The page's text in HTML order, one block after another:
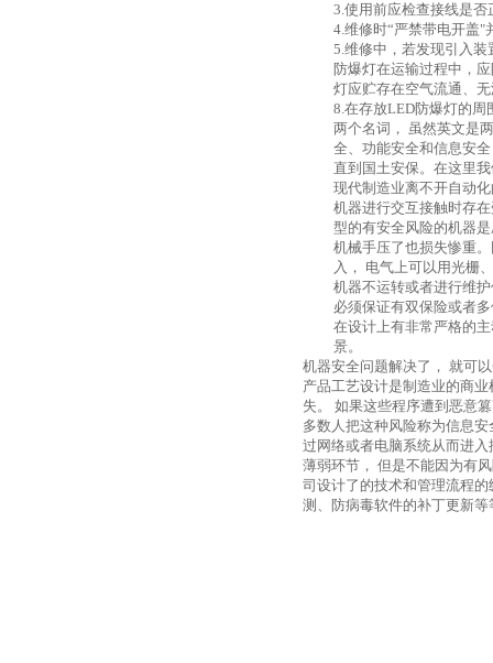
3.使用前应检查接线是
4.维修时“严禁带电开盖"
5.维修中，若发现引入
防爆灯在运输过程中，
灯应贮存在空气流通、
8.在存放LED防爆灯的
两个名词， 虽然英文是
全、功能安全和信息安
直到国土安保。在这里
现代制造业离不开自动
机器进行交互接触时存
型的有安全风险的机器
机械手压了也损失惨重
入， 电气上可以用光栅
机器不运转或者进行维
必须保证有双保险或者
在设计上有非常严格的
景。
机器安全问题解决了， 就可
产品工艺设计是制造业的商
失。 如果这些程序遭到恶意
多数人把这种风险称为信息安
过网络或者电脑系统从而进
薄弱环节， 但是不能因为有
司设计了的技术和管理流程
测、防病毒软件的补丁更新等